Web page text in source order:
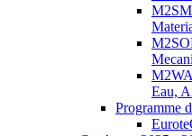
Eau,
Programme